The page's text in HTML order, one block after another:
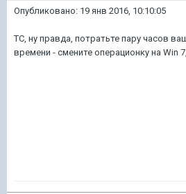
Опубликовано: 19 янв 2016, 10:10:05
ТС, ну правда, потратьте пару часов
времени - смените операционку на Win